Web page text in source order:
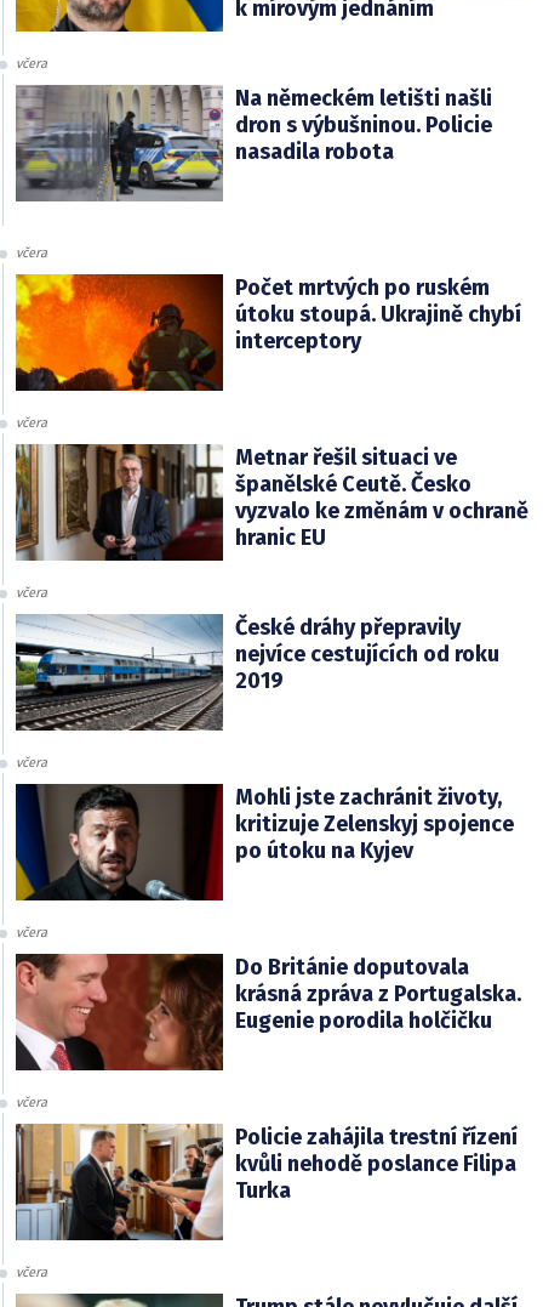
k mírovým jednáním
včera
Na německém letišti našli
dron s výbušninou. Policie
nasadila robota
včera
Počet mrtvých po ruském
útoku stoupá. Ukrajině chybí
interceptory
včera
Metnar řešil situaci ve
španělské Ceutě. Česko
vyzvalo ke změnám v ochraně
hranic EU
včera
České dráhy přepravily
nejvíce cestujících od roku
2019
včera
Mohli jste zachránit životy,
kritizuje Zelenskyj spojence
po útoku na Kyjev
včera
Do Británie doputovala
krásná zpráva z Portugalska.
Eugenie porodila holčičku
včera
Policie zahájila trestní řízení
kvůli nehodě poslance Filipa
Turka
včera